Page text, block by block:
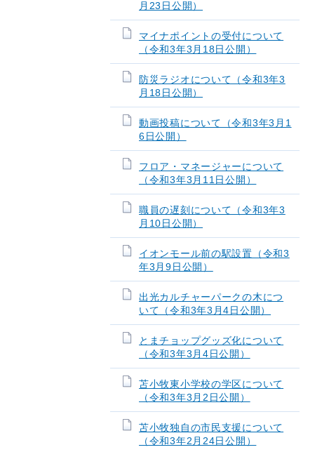
月23日公開）
マイナポイントの受付について
（令和3年3月18日公開）
防災ラジオについて（令和3年3
月18日公開）
動画投稿について（令和3年3月1
6日公開）
フロア・マネージャーについて
（令和3年3月11日公開）
職員の遅刻について（令和3年3
月10日公開）
イオンモール前の駅設置（令和3
年3月9日公開）
出光カルチャーパークの木につ
いて（令和3年3月4日公開）
とまチョップグッズ化について
（令和3年3月4日公開）
苫小牧東小学校の学区について
（令和3年3月2日公開）
苫小牧独自の市民支援について
（令和3年2月24日公開）